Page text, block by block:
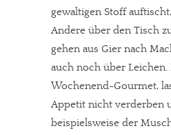
gewaltigen Stoff
Andere über den Tisch
gehen aus Gier nach
auch noch über
Wochenend-Gourmet,
Appetit nicht verderben
beispielsweise der